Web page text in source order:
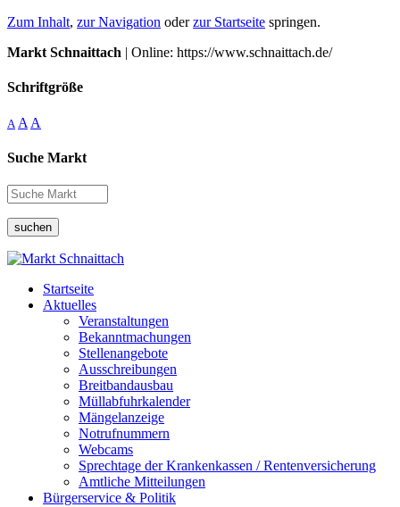
Zum Inhalt, zur Navigation oderzur Startseite springen.
Markt Schnaittach | Online: https://www.schnaittach.de/
Schriftgröße
A A A
Suche Markt
suchen
Startseite
Aktuelles
Veranstaltungen
Bekanntmachungen
Stellenangebote
Ausschreibungen
Breitbandausbau
Müllabfuhrkalender
Mängelanzeige
Notrufnummern
Webcams
Sprechtage der Krankenkassen / Rentenversicherung
Amtliche Mitteilungen
Bürgerservice & Politik